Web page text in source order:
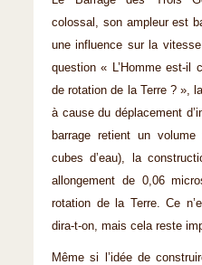
colossal, son ampleur est
une influence sur la
question « L’Homme est-il
de rotation de la Terre ? »,
à cause du déplacement
barrage retient un
cubes d’eau), la
allongement de 0,06
rotation de la Terre. Ce
dira-t-on, mais cela reste
Même si l’idée de